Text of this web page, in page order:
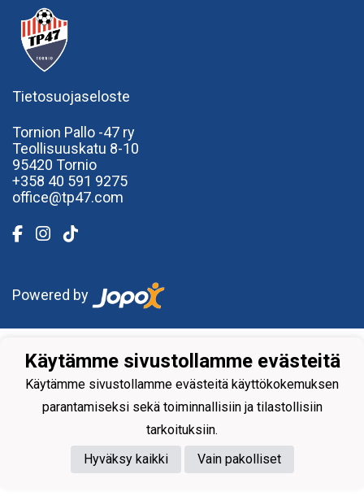
Tietosuojaseloste
Tornion Pallo -47 ry
Teollisuuskatu 8-10
95420 Tornio
+358 40 591 9275
office@tp47.com
Powered by
Käytämme sivustollamme evästeitä
Käytämme sivustollamme evästeitä käyttökokemuksen
parantamiseksi sekä toiminnallisiin ja tilastollisiin
tarkoituksiin.
Hyväksy kaikki
Vain pakolliset